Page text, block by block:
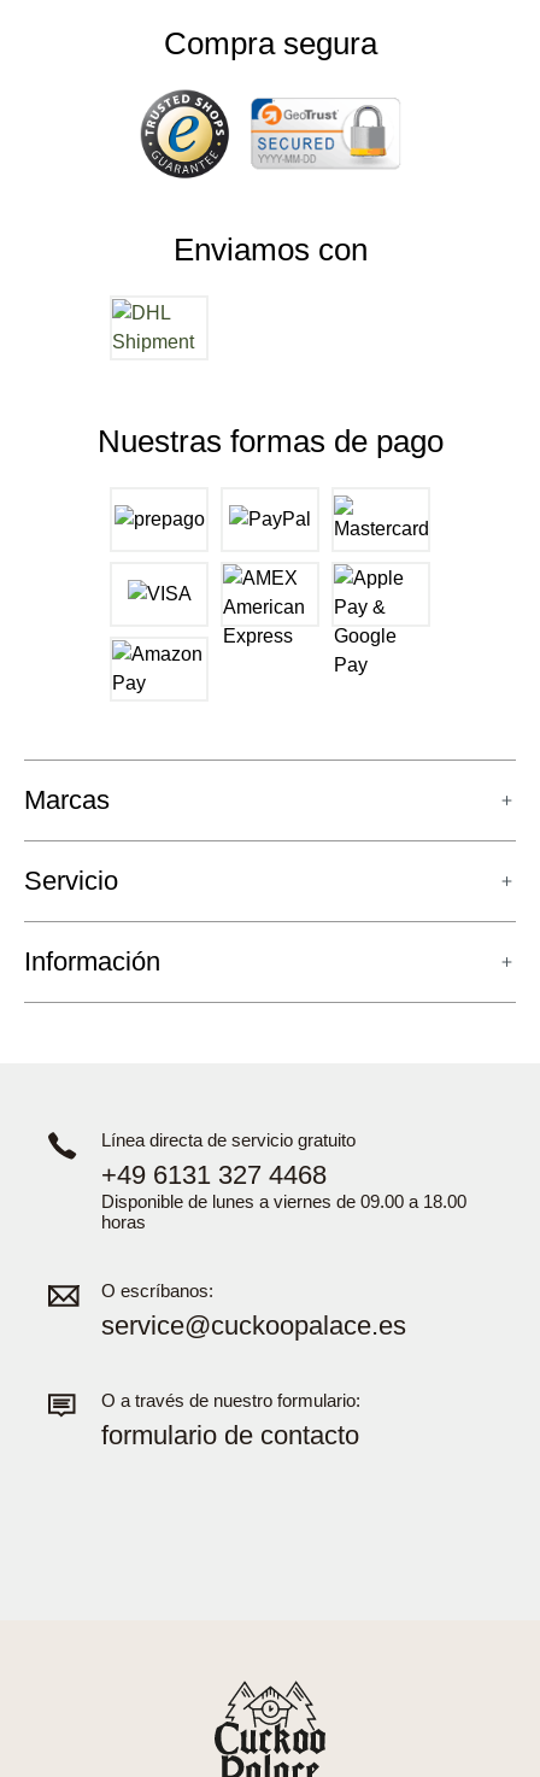
Compra segura
Enviamos con
Nuestras formas de pago
Marcas
Servicio
Información
Línea directa de servicio gratuito
+49 6131 327 4468
Disponible de lunes a viernes de 09.00 a 18.00
horas
O escríbanos:
service@cuckoopalace.es
O a través de nuestro formulario:
formulario de contacto